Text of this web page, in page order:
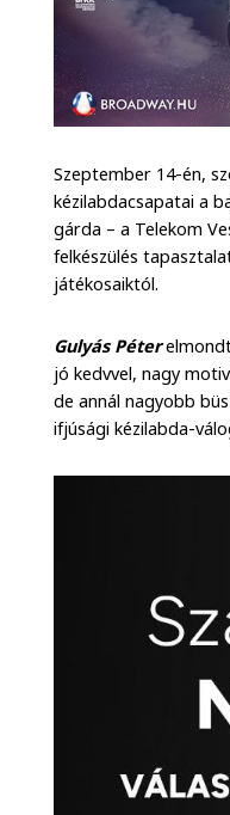
Szeptember 14-én,
kézilabdacsapatai a
gárda – a Telekom
felkészülés
játékosaiktól.
Gulyás Péter
jó kedvvel, nagy
de annál nagyobb
ifjúsági kézilabda-